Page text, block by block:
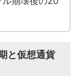
と仮想通貨